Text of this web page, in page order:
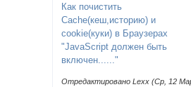
Как почистить
Cache(кеш,историю) и
cookie(куки) в Браузерах
"JavaScript должен быть
включен......"
Отредактировано Lexx (Ср, 12